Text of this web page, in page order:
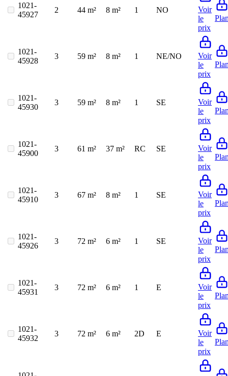
1021-
45927
2 44 m² 8 m² 1 NO
Voir
le
prix
1021-
45928
3 59 m² 8 m² 1 NE/NO
Voir
le
prix
1021-
45930
3 59 m² 8 m² 1 SE
Voir
le
prix
1021-
45900
3 61 m² 37 m² RC SE
Voir
le
prix
1021-
45910
3 67 m² 8 m² 1 SE
Voir
le
prix
1021-
45926
3 72 m² 6 m² 1 SE
Voir
le
prix
1021-
45931
3 72 m² 6 m² 1 E
Voir
le
prix
1021-
45932
3 72 m² 6 m² 2D E
Voir
le
prix